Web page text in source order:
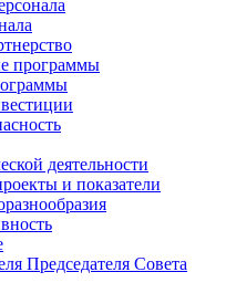
программы
деятельности
и показатели
Председателя Совета